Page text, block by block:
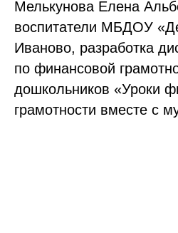
Мелькунова Елена
воспитатели МБДОУ
Иваново, разработка
по финансовой
дошкольников «Уроки
грамотности вместе с